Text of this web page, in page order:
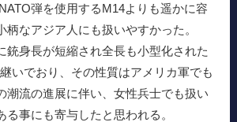
弾を使用するM14よりも遥かに容
柄なアジア人にも扱いやすかった。
銃身長が短縮され全長も小型化された
いでおり、その性質はアメリカ軍でも
潮流の進展に伴い、女性兵士でも扱い
る事にも寄与したと思われる。